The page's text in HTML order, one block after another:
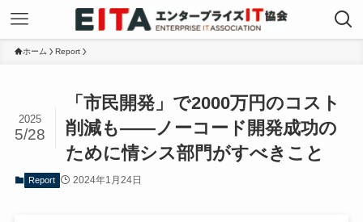
ホーム Report
「市民開発」で2000万円のコスト
削減も——ノーコード開発成功の
ために情シス部門がすべきこと
2025
5/28
Report 2024年1月24日